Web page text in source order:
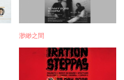
渺緲之間